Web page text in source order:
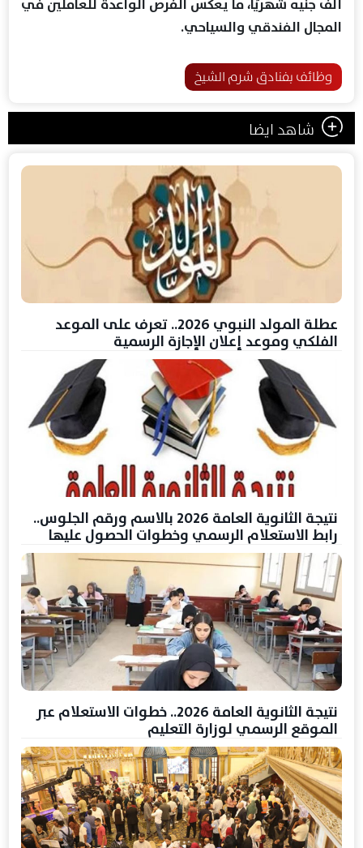
ألف جنيه شهريًا، ما يعكس الفرص الواعدة للعاملين في
المجال الفندقي والسياحي.
وظائف بفنادق شرم الشيخ
شاهد ايضا
عطلة المولد النبوي 2026.. تعرف على الموعد
الفلكي وموعد إعلان الإجازة الرسمية
نتيجة الثانوية العامة 2026 بالاسم ورقم الجلوس..
رابط الاستعلام الرسمي وخطوات الحصول عليها
نتيجة الثانوية العامة 2026.. خطوات الاستعلام عبر
الموقع الرسمي لوزارة التعليم